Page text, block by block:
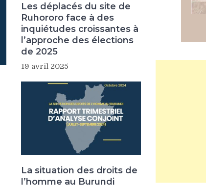
Les déplacés du site de
Ruhororo face à des
inquiétudes croissantes à
l’approche des élections
de 2025
19 avril 2025
La situation des droits de
l’homme au Burundi